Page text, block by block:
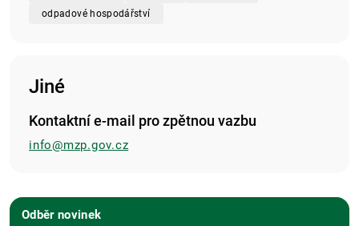
odpadové hospodářství
Jiné
Kontaktní e-mail pro zpětnou vazbu
info@mzp.gov.cz
Odběr novinek